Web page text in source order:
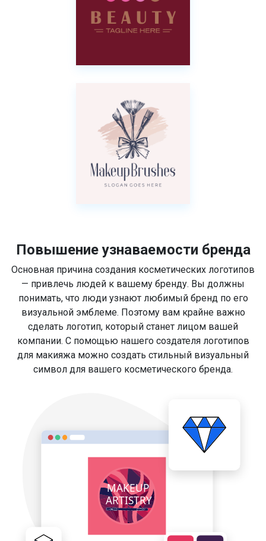
Повышение узнаваемости бренда
Основная причина создания косметических логотипов
— привлечь людей к вашему бренду. Вы должны
понимать, что люди узнают любимый бренд по его
визуальной эмблеме. Поэтому вам крайне важно
сделать логотип, который станет лицом вашей
компании. С помощью нашего создателя логотипов
для макияжа можно создать стильный визуальный
символ для вашего косметического бренда.